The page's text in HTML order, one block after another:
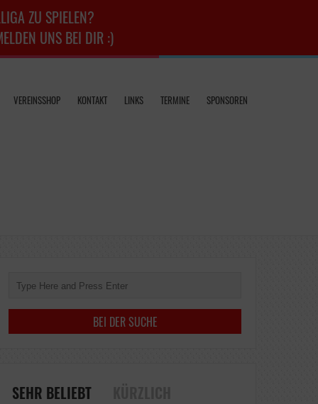
ZU SPIELEN?
UNS BEI DIR :)
VEREINSSHOP KONTAKT LINKS TERMINE SPONSOREN
SEHR BELIEBT